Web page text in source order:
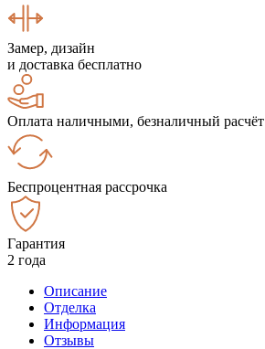
Замер, дизайн
и доставка бесплатно
Оплата наличными, безналичный расчёт
Беспроцентная рассрочка
Гарантия
2 года
Описание
Отделка
Информация
Отзывы